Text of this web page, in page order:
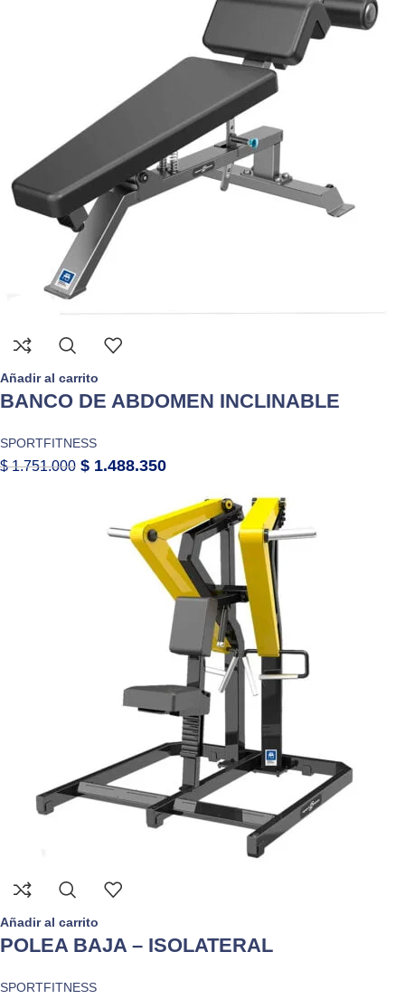
Añadir al carrito
BANCO DE ABDOMEN INCLINABLE
SPORTFITNESS
$1.751.000 $ 1.488.350
Añadir al carrito
POLEA BAJA – ISOLATERAL
SPORTFITNESS